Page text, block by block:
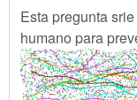
Esta pregunta
humano para